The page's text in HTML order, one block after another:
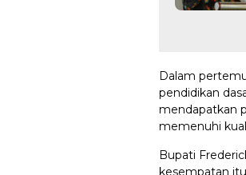
Dalam
pendidikan
mendapatkan
memenuhi
Bupati
kesempatan